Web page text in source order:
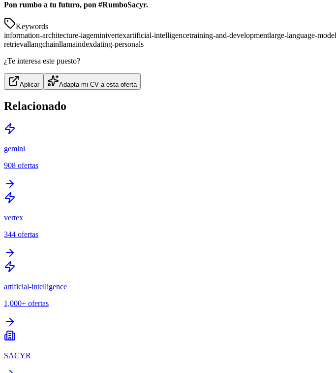
Pon rumbo a tu futuro, pon #RumboSacyr.
Keywords
information-architecture-iageminivertexartificial-intelligencetraining-and-developmentlarge-language-
retrievallangchainllamaindexdating-personals
¿Te interesa este puesto?
Aplicar Adapta mi CV a esta oferta
Relacionado
gemini
908 ofertas
vertex
344 ofertas
artificial-intelligence
1,000+ ofertas
SACYR